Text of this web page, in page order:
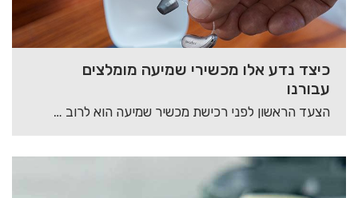
כיצד נדע אלו מכשירי שמיעה מומלצים
עבורנו
הצעד הראשון לפני רכישת מכשיר שמיעה הוא לרוב הקשה ביותר, רבים מהאנשים הזקוקים למכשיר שמיעה…